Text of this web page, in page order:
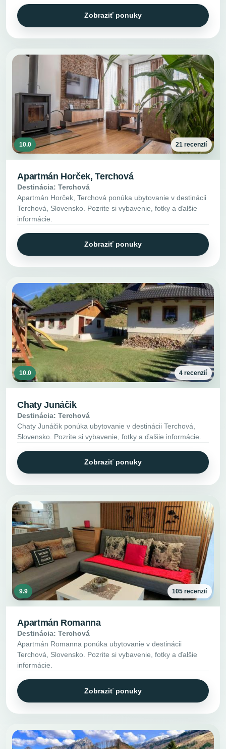
Zobraziť ponuky
10.0 21 recenzií
Apartmán Horček, Terchová
Destinácia: Terchová
Apartmán Horček, Terchová ponúka ubytovanie v destinácii
Terchová, Slovensko. Pozrite si vybavenie, fotky a ďalšie
informácie.
Zobraziť ponuky
10.0 4 recenzií
Chaty Junáčik
Destinácia: Terchová
Chaty Junáčik ponúka ubytovanie v destinácii Terchová,
Slovensko. Pozrite si vybavenie, fotky a ďalšie informácie.
Zobraziť ponuky
9.9 105 recenzií
Apartmán Romanna
Destinácia: Terchová
Apartmán Romanna ponúka ubytovanie v destinácii
Terchová, Slovensko. Pozrite si vybavenie, fotky a ďalšie
informácie.
Zobraziť ponuky